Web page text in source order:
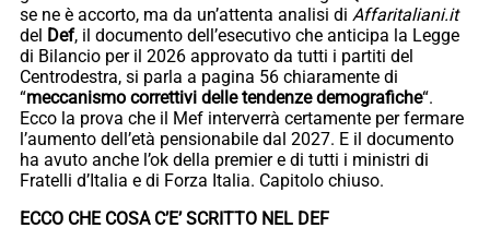
se ne è accorto, ma da un’attenta analisi di Affaritaliani.it
del Def, il documento dell’esecutivo che anticipa la Legge
di Bilancio per il 2026 approvato da tutti i partiti del
Centrodestra, si parla a pagina 56 chiaramente di
“meccanismo correttivi delle tendenze demografiche“.
Ecco la prova che il Mef interverrà certamente per fermare
l’aumento dell’età pensionabile dal 2027. E il documento
ha avuto anche l’ok della premier e di tutti i ministri di
Fratelli d’Italia e di Forza Italia. Capitolo chiuso.
ECCO CHE COSA C’E’ SCRITTO NEL DEF